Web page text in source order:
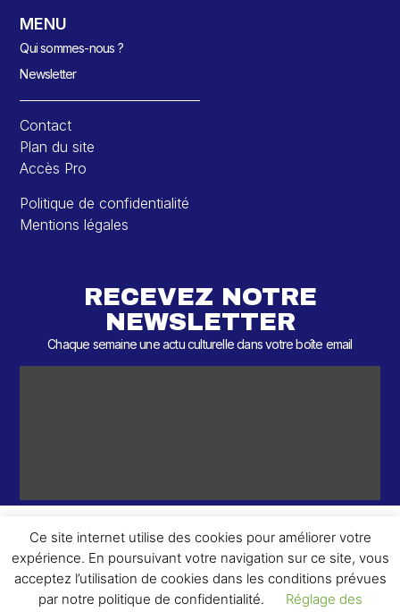
MENU
Qui sommes-nous ?
Newsletter
Contact
Plan du site
Accès Pro
Politique de confidentialité
Mentions légales
RECEVEZ NOTRE
NEWSLETTER
Chaque semaine une actu culturelle dans votre boîte email
© 2026 – 2 ème Round – Tous droits réservés.
Ce site internet utilise des cookies pour améliorer votre
expérience. En poursuivant votre navigation sur ce site, vous
acceptez l’utilisation de cookies dans les conditions prévues
par notre politique de confidentialité.
Réglage des